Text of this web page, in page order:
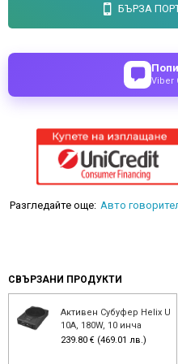
БЪРЗА
Viber
Разгледайте още: Авто
СВЪРЗАНИ ПРОДУКТИ
Активен Субуфер Helix U
10A, 180W, 10 инча
239.80 € (469.01 лв.)